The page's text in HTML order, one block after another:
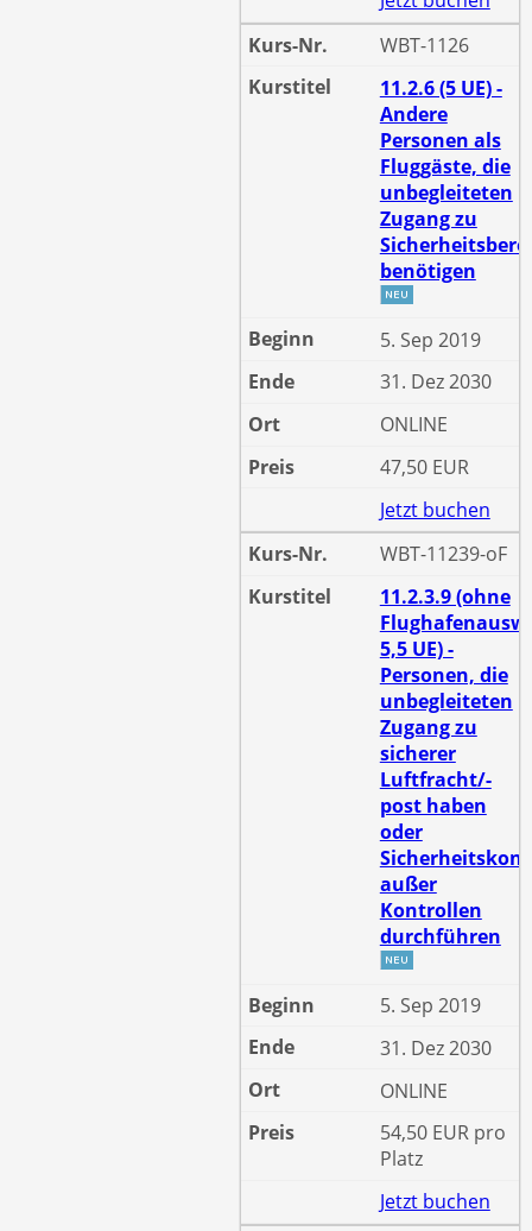
WBT-1126
11.2.6 (5 UE) -
Andere
Personen als
Fluggäste, die
unbegleiteten
Zugang zu
benötigen
5. Sep 2019
31. Dez 2030
ONLINE
47,50 EUR
Jetzt buchen
WBT-11239-oF
11.2.3.9 (ohne
5,5 UE) -
Personen, die
unbegleiteten
Zugang zu
sicherer
Luftfracht/-
post haben
oder
außer
Kontrollen
durchführen
5. Sep 2019
31. Dez 2030
ONLINE
54,50 EUR pro
Platz
Jetzt buchen